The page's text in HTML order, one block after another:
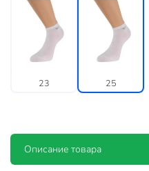
23 25
Описание товара